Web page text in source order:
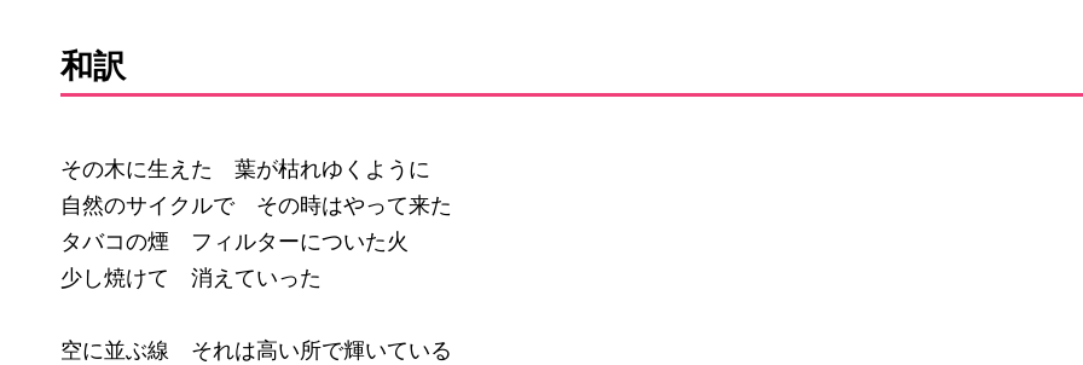
和訳
その木に生えた 葉が枯れゆくように
自然のサイクルで その時はやって来た
タバコの煙 フィルターについた火
少し焼けて 消えていった
空に並ぶ線 それは高い所で輝いている